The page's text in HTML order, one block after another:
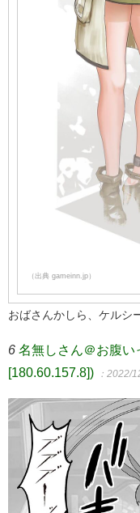
（出典 gameinn.jp）
おばさんかしら、ケルシ
6 名無しさん＠お腹い
[180.60.157.8])
：2022/